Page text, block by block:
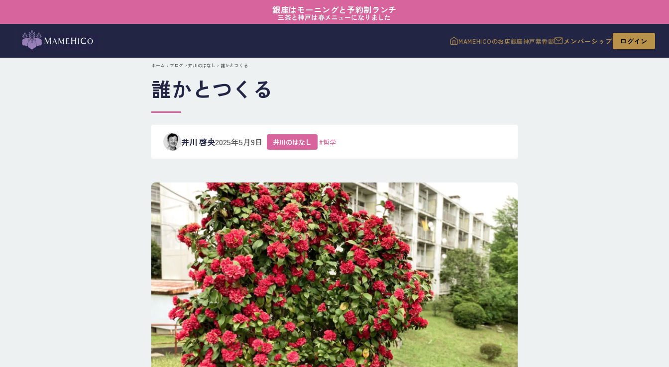
銀座はモーニングと予約制ランチ
三茶と神戸は春メニューになりました
MAMEHICOのお店銀座神戸紫香邸 メンバーシップ ログイン
ホーム › ブログ ›井川のはなし › 誰かとつくる
誰かとつくる
井川 啓央2025年5月9日 井川のはなし #哲学